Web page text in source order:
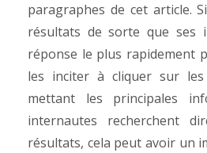
paragraphes de cet article.
résultats de sorte que ses
réponse le plus rapidement
les inciter à cliquer sur
mettant les principales
internautes recherchent
résultats, cela peut avoir un